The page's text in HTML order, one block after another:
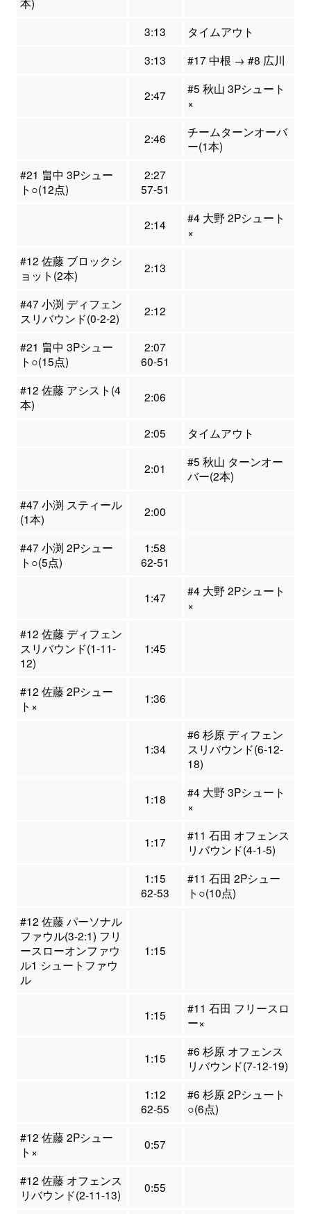
3:13
タイムアウト
3:13
#17 中根 → #8 広川
2:47
#5 秋山 3Pシュート
×
2:46
チームターンオーバ
ー(1本)
#21 畠中 3Pシュー
ト○(12点)
2:27
57-51
2:14
#4 大野 2Pシュート
×
#12 佐藤 ブロックシ
ョット(2本)
2:13
#47 小渕 ディフェン
スリバウンド(0-2-2)
2:12
#21 畠中 3Pシュー
ト○(15点)
2:07
60-51
#12 佐藤 アシスト(4
本)
2:06
2:05 タイムアウト
2:01
#5 秋山 ターンオー
バー(2本)
#47 小渕 スティール
(1本)
2:00
#47 小渕 2Pシュー
ト○(5点)
1:58
62-51
1:47
#4 大野 2Pシュート
×
#12 佐藤 ディフェン
スリバウンド(1-11-
12)
1:45
#12 佐藤 2Pシュー
ト×
1:36
1:34
#6 杉原 ディフェン
スリバウンド(6-12-
18)
1:18
#4 大野 3Pシュート
×
1:17
#11 石田 オフェンス
リバウンド(4-1-5)
1:15
62-53
#11 石田 2Pシュー
ト○(10点)
#12 佐藤 パーソナル
ファウル(3-2:1) フリ
ースローオンファウ
ル1 シュートファウ
ル
1:15
1:15
#11 石田 フリースロ
ー×
1:15
#6 杉原 オフェンス
リバウンド(7-12-19)
1:12
62-55
#6 杉原 2Pシュート
○(6点)
#12 佐藤 2Pシュー
ト×
0:57
#12 佐藤 オフェンス
リバウンド(2-11-13)
0:55